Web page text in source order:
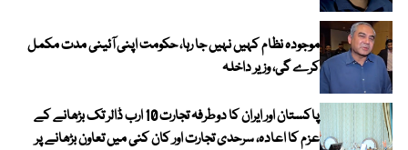
موجودہ نظام کہیں نہیں جا رہا، حکومت اپنی آئینی مدت مکمل
کرے گی، وزیر داخلہ
پاکستان اور ایران کا دوطرفہ تجارت 10 ارب ڈالر تک بڑھانے کے
عزم کا اعادہ، سرحدی تجارت اور کان کنی میں تعاون بڑھانے پر